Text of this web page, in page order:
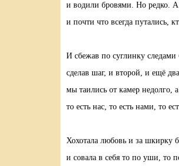
и водили бровями. Но редко.
и почти что всегда путались,
И сбежав по суглинку
сделав шаг, и второй, и ещё
мы таились от камер недолго,
то есть нас, то есть нами, то
Хохотала любовь и за шкирку
и совала в себя то по уши, то